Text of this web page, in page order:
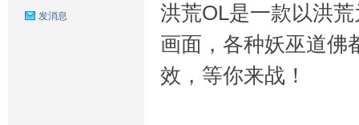
发消息
洪荒OL是一款以洪
画面，各种妖巫道佛
效，等你来战！